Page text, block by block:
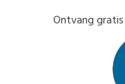
Ontvang